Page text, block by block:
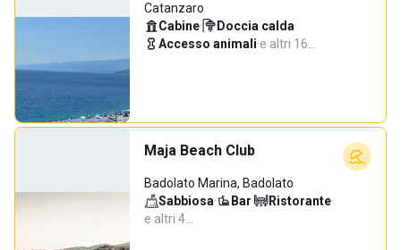
Catanzaro
Cabine· Doccia calda·
Accesso animali·e altri 16…
Maja Beach Club
Badolato Marina, Badolato
Sabbiosa· Bar· Ristorante·
e altri 4…